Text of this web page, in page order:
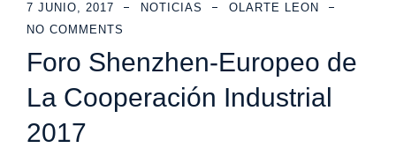
7 JUNIO, 2017 NOTICIAS
OLARTE LEON
NO COMMENTS
Foro Shenzhen-Europeo de
La Cooperación Industrial
2017